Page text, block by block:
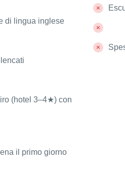
di lingua inglese
(hotel 3–4★) con
il primo giorno